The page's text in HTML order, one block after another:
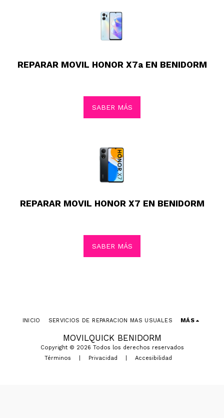
REPARAR MOVIL HONOR X7a EN BENIDORM
SABER MÁS
REPARAR MOVIL HONOR X7 EN BENIDORM
SABER MÁS
MOVILQUICK BENIDORM
Copyright © 2026 Todos los derechos reservados
Términos
Privacidad Accesibilidad
INICIO SERVICIOS DE REPARACION MAS USUALES MÁS